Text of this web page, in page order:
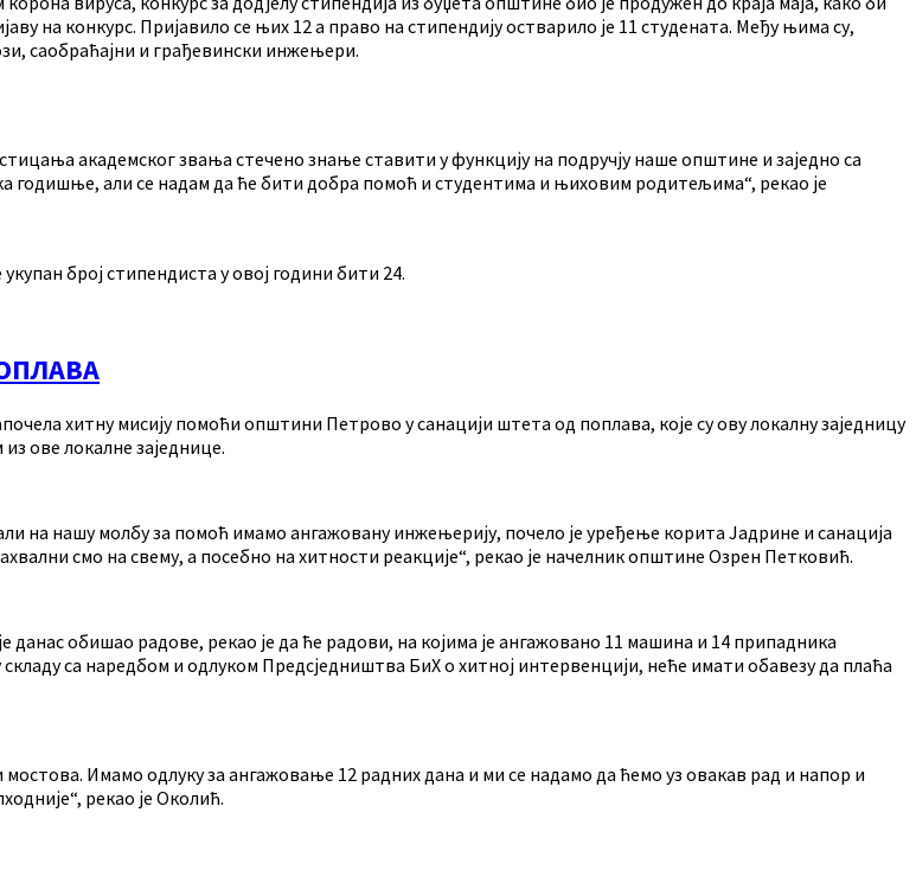
на конкурс. Пријавило се њих 12 а право на стипендију остварило је 11 студената. Међу њима су,
саобраћајни и грађевински инжењери.
академског звања стечено знање ставити у функцију на подручју наше општине и заједно са
годишње, али се надам да ће бити добра помоћ и студентима и њиховим родитељима“, рекао је
број стипендиста у овој години бити 24.
хитну мисију помоћи општини Петрово у санацији штета од поплава, које су ову локалну заједницу
из ове локалне заједнице.
на нашу молбу за помоћ имамо ангажовану инжењерију, почело је уређење корита Јадрине и санација
смо на свему, а посебно на хитности реакције“, рекао је начелник општине Озрен Петковић.
обишао радове, рекао је да ће радови, на којима је ангажовано 11 машина и 14 припадника
са наредбом и одлуком Предсједништва БиХ о хитној интервенцији, неће имати обавезу да плаћа
Имамо одлуку за ангажовање 12 радних дана и ми се надамо да ћемо уз овакав рад и напор и
рекао је Околић.